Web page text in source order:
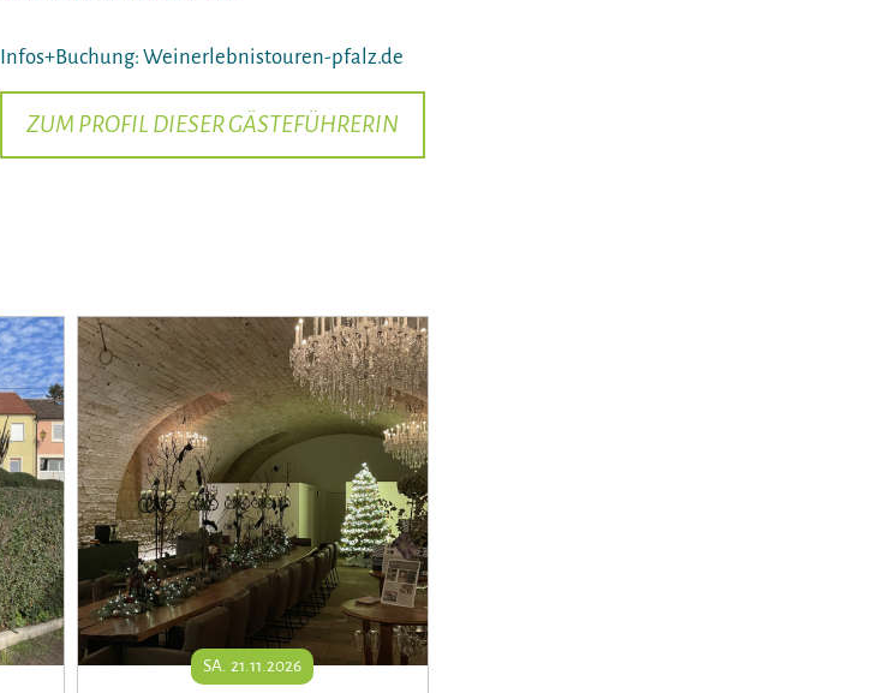
Infos+Buchung: Weinerlebnistouren-pfalz.de
ZUM PROFIL DIESER GÄSTEFÜHRERIN
SA. 21.11.2026